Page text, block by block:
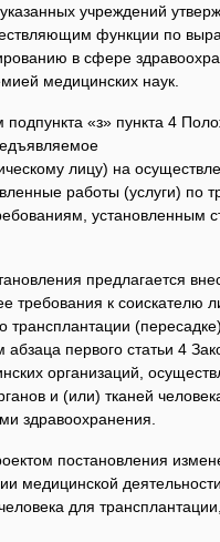
учреждений
функции по
в сфере
медицинских наук.
«з» пункта 4
лицу) на
работы (услуги) по
установленным
предлагается
требования к соискателю
трансплантации
абзаца первого статьи 4
организаций,
и (или) тканей
здравоохранения.
постановления
медицинской
для